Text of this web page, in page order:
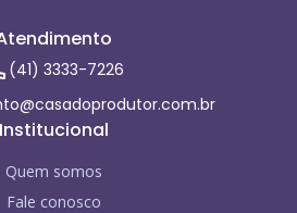
(41) 3333-7226
Institucional
Quem somos
Fale conosco